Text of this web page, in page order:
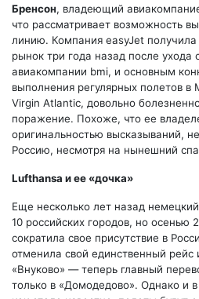
Бренсон, владеющий
что рассматривает возможность
линию. Компания easyJet получила
рынок три года назад после ухода
авиакомпании bmi, и основным
выполнения регулярных полетов
Virgin Atlantic, довольно
поражение. Похоже, что ее
оригинальностью высказываний,
Россию, несмотря на нынешний
Lufthansa и ее «дочка»
Еще несколько лет назад
10 российских городов, но осенью
сократила свое присутствие в
отменила свой единственный рейс
«Внуково» — теперь главный
только в «Домодедово». Однако и в